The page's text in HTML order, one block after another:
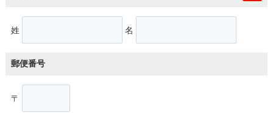
姓 名
郵便番号
〒